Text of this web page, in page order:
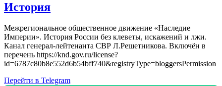
История
Межрегиональное общественное движение «Наследие
Империи». История России без клеветы, искажений и лжи.
Канал генерал-лейтенанта СВР Л.Решетникова. Включён в
перечень https://knd.gov.ru/license?
id=6787c80b8e552d6b54bff740&registryType=bloggersPermission
Перейти в Telegram